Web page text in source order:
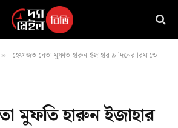
» হেফাজত নেতা মুফতি হারুন ইজাহার ৯ দিনের রিমান্ডে
মুফতি হারুন ইজাহার